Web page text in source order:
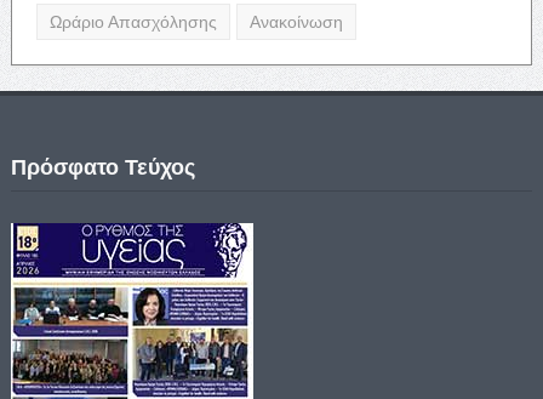
Ωράριο Απασχόλησης Ανακοίνωση
Πρόσφατο Τεύχος